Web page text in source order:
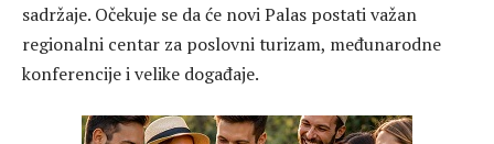
sadržaje. Očekuje se da će novi Palas postati važan
regionalni centar za poslovni turizam, međunarodne
konferencije i velike događaje.